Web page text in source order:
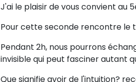
J'ai le plaisir de vous convient au
Pour cette seconde rencontre le
Pendant 2h, nous pourrons
invisible qui peut fasciner autant
Que signifie avoir de l'intuition?